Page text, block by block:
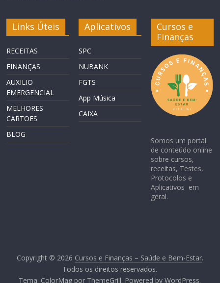
Links Úteis
RECEITAS
FINANÇAS
AUXILIO
EMERGENCIAL
MELHORES
CARTOES
BLOG
Aplicativos
SPC
NUBANK
FGTS
App Música
CAIXA
Cursos e
Finanças
Somos um portal
de conteúdo online
sobre cursos,
receitas, Testes,
Protocolos e
Aplicativos em
geral.
Copyright © 2026 Cursos e Finanças – Saúde e Bem-Estar.
Todos os direitos reservados.
Tema: ColorMag por ThemeGrill. Powered byWordPress.